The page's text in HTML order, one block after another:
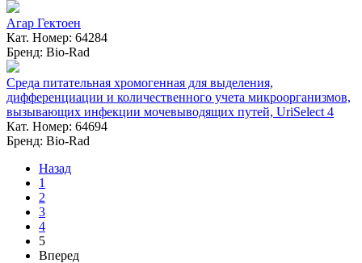
Агар Гектоен
Кат. Номер: 64284
Бренд: Bio-Rad
Среда питательная хромогенная для выделения,
дифференциации и количественного учета микроорганизмов,
вызывающих инфекции мочевыводящих путей, UriSelect 4
Кат. Номер: 64694
Бренд: Bio-Rad
Назад
1
2
3
4
5
Вперед